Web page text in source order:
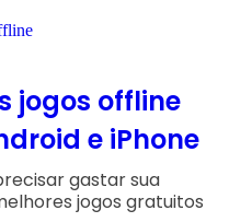
jogos offline
e iPhone
gastar sua
jogos gratuitos